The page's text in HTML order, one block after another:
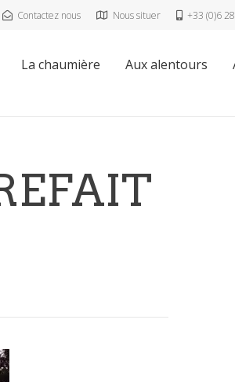
Contactez nous Nous situer +33 (0)6
La chaumière Aux alentours